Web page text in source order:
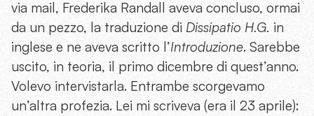
via mail, Frederika Randall aveva concluso, ormai
da un pezzo, la traduzione di Dissipatio H.G. in
inglese e ne aveva scritto l’Introduzione. Sarebbe
uscito, in teoria, il primo dicembre di quest’anno.
Volevo intervistarla. Entrambe scorgevamo
un’altra profezia. Lei mi scriveva (era il 23 aprile):